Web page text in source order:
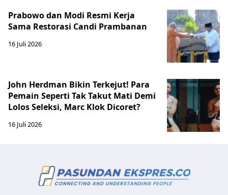
Prabowo dan Modi Resmi Kerja
Sama Restorasi Candi Prambanan
16 Juli 2026
John Herdman Bikin Terkejut! Para
Pemain Seperti Tak Takut Mati Demi
Lolos Seleksi, Marc Klok Dicoret?
16 Juli 2026